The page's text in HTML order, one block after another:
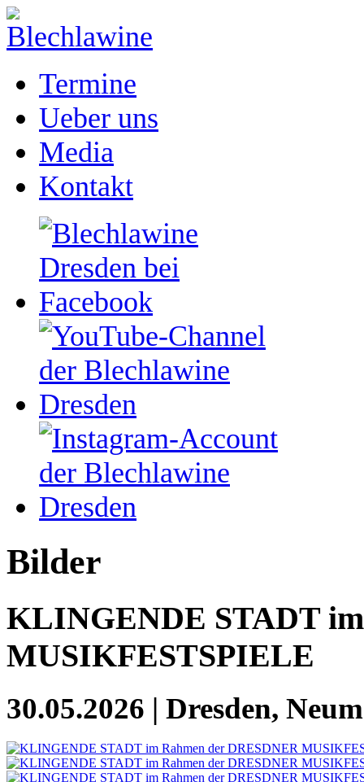
Termine
Ueber uns
Media
Kontakt
Bilder
KLINGENDE STADT
MUSIKFESTSPIELE
30.05.2026 | Dresden,